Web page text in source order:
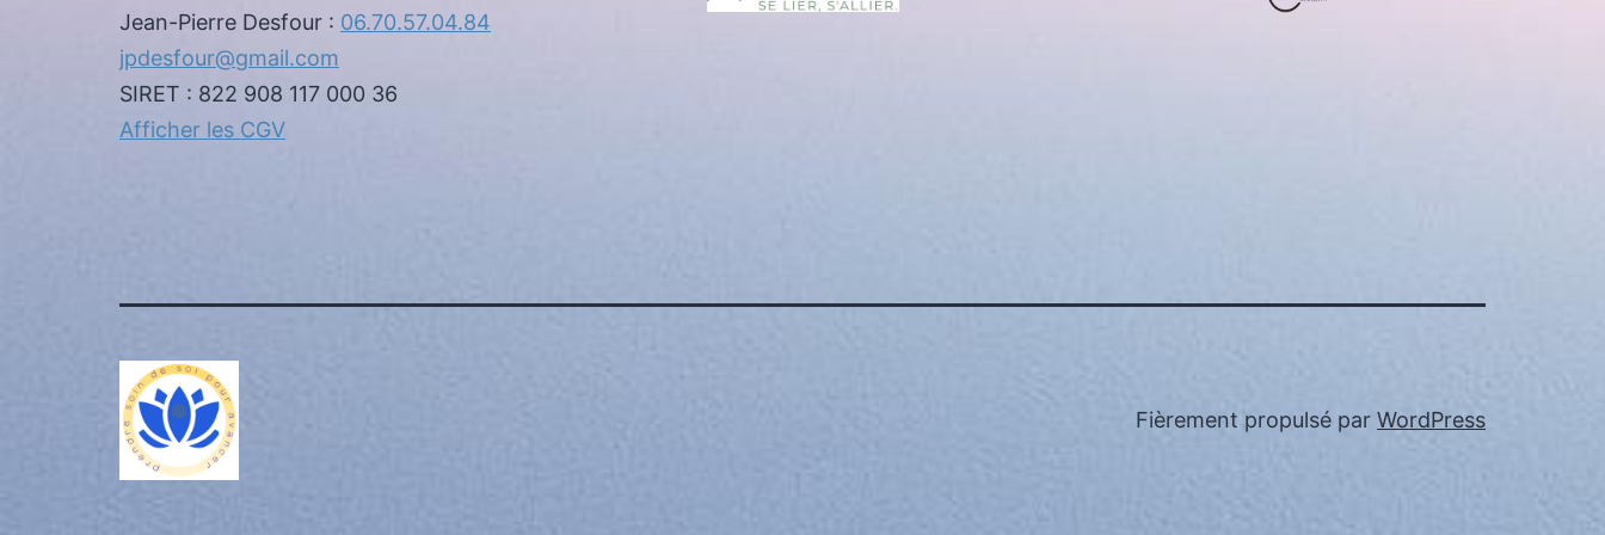
Jean-Pierre Desfour : 06.70.57.04.84
jpdesfour@gmail.com
SIRET : 822 908 117 000 36
Afficher les CGV
Fièrement propulsé par WordPress